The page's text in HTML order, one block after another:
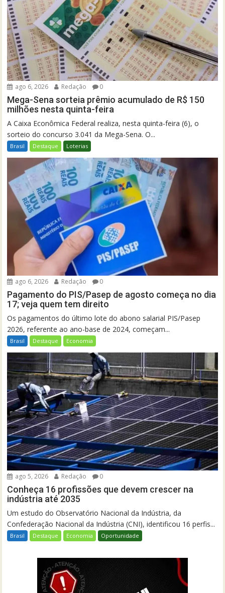
ago 6, 2026 Redação 0
Mega-Sena sorteia prêmio acumulado de R$ 150
milhões nesta quinta-feira
A Caixa Econômica Federal realiza, nesta quinta-feira (6), o
sorteio do concurso 3.041 da Mega-Sena. O...
Brasil Destaque Loterias
ago 6, 2026 Redação 0
Pagamento do PIS/Pasep de agosto começa no dia
17; veja quem tem direito
Os pagamentos do último lote do abono salarial PIS/Pasep
2026, referente ao ano-base de 2024, começam...
Brasil Destaque Economia
ago 5, 2026 Redação 0
Conheça 16 profissões que devem crescer na
indústria até 2035
Um estudo do Observatório Nacional da Indústria, da
Confederação Nacional da Indústria (CNI), identificou 16 perfis...
Brasil Destaque Economia Oportunidade